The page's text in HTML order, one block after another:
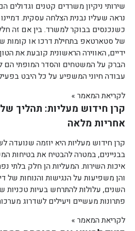
שירותי ניקיון משרדים קטנים וגדולים
נראה שעליו נבנית הצלחה עסקית.
כשנכנסים בבוקר למשרד. בין אם זה
של סטארטאפ בתחילת דרכו או קומות
ידיים, האווירה הראשונית קובעת את
הברק על המשטחים והסדר המופתי הם
עבודה חיוני המשפיע על כל היבט
לקריאת המאמר »
קרן חידוש מעליות: תהליך
אחריות מלאה
קרן חידוש מעליות היא יוזמה שנועדה
בבניינים, במטרה להבטיח את בטיחות
איכות השירות. המעליות הן חלק בלתי
והן משפיעות על הנגישות והנוחות של
השנים, עלולות להתרחש בעיות טכניות
פתרונות מעשיים ויעילים לשדרוג
לקריאת המאמר »